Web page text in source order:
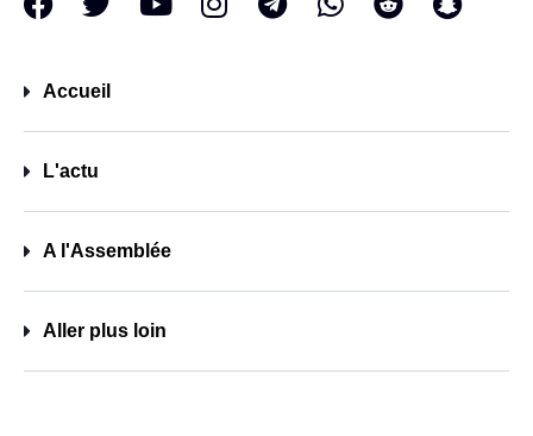
Accueil
L'actu
A l'Assemblée
Aller plus loin